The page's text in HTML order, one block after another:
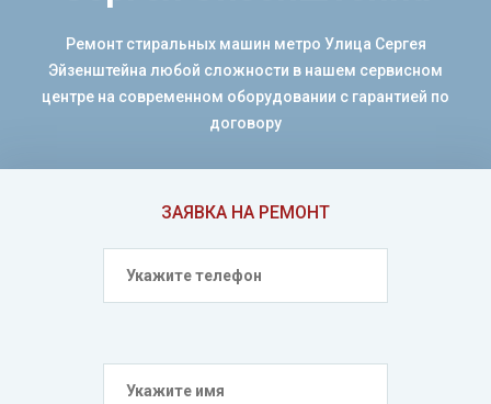
ЗАЯВКА НА РЕМОНТ
Ремонт стиральных машин метро Улица Сергея
Эйзенштейна любой сложности в нашем сервисном
центре на современном оборудовании с гарантией по
договору